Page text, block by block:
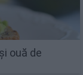
ouă de